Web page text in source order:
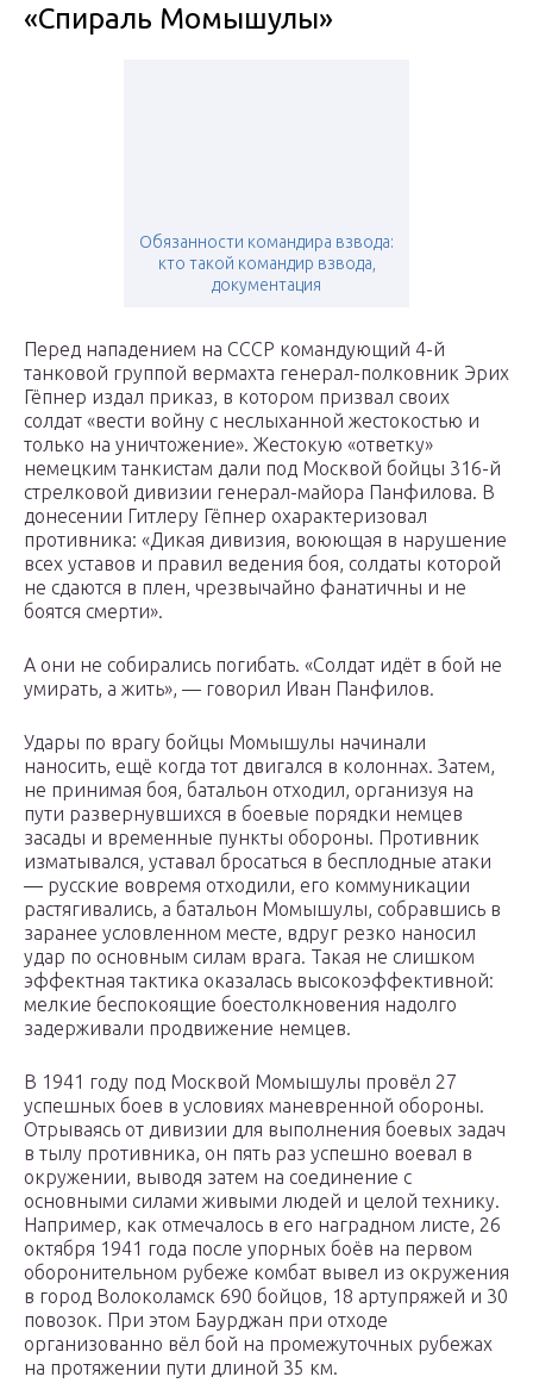
«Спираль Момышулы»
Обязанности командира взвода:
кто такой командир взвода,
документация
Перед нападением на СССР командующий 4-й
танковой группой вермахта генерал-полковник Эрих
Гёпнер издал приказ, в котором призвал своих
солдат «вести войну с неслыханной жестокостью и
только на уничтожение». Жестокую «ответку»
немецким танкистам дали под Москвой бойцы 316-й
стрелковой дивизии генерал-майора Панфилова. В
донесении Гитлеру Гёпнер охарактеризовал
противника: «Дикая дивизия, воюющая в нарушение
всех уставов и правил ведения боя, солдаты которой
не сдаются в плен, чрезвычайно фанатичны и не
боятся смерти».
А они не собирались погибать. «Солдат идёт в бой не
умирать, а жить», — говорил Иван Панфилов.
Удары по врагу бойцы Момышулы начинали
наносить, ещё когда тот двигался в колоннах. Затем,
не принимая боя, батальон отходил, организуя на
пути развернувшихся в боевые порядки немцев
засады и временные пункты обороны. Противник
изматывался, уставал бросаться в бесплодные атаки
— русские вовремя отходили, его коммуникации
растягивались, а батальон Момышулы, собравшись в
заранее условленном месте, вдруг резко наносил
удар по основным силам врага. Такая не слишком
эффектная тактика оказалась высокоэффективной:
мелкие беспокоящие боестолкновения надолго
задерживали продвижение немцев.
В 1941 году под Москвой Момышулы провёл 27
успешных боев в условиях маневренной обороны.
Отрываясь от дивизии для выполнения боевых задач
в тылу противника, он пять раз успешно воевал в
окружении, выводя затем на соединение с
основными силами живыми людей и целой технику.
Например, как отмечалось в его наградном листе, 26
октября 1941 года после упорных боёв на первом
оборонительном рубеже комбат вывел из окружения
в город Волоколамск 690 бойцов, 18 артупряжей и 30
повозок. При этом Баурджан при отходе
организованно вёл бой на промежуточных рубежах
на протяжении пути длиной 35 км.